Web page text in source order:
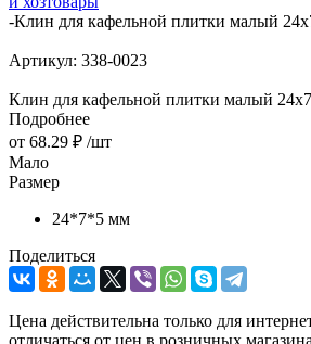
-Клин для кафельной плитки малый
Артикул: 338-0023
Клин для кафельной плитки малый
Подробнее
от 68.29 ₽ /шт
Мало
Размер
24*7*5 мм
Поделиться
Цена действительна только для
отличаться от цен в розничных